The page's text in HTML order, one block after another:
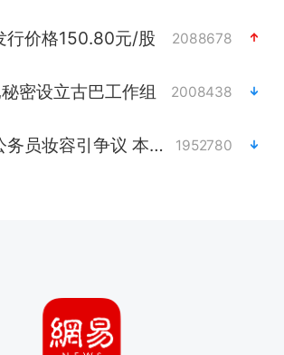
行价格150.80元/股 2088678
密设立古巴工作组 2008438
泰国一女公务员妆容引争议 本人回应 1952780